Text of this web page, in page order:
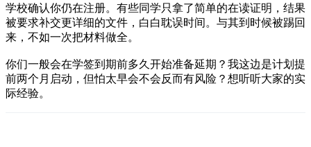
学校确认你仍在注册。有些同学只拿了简单的在读证明，结果
被要求补交更详细的文件，白白耽误时间。与其到时候被踢回
来，不如一次把材料做全。
你们一般会在学签到期前多久开始准备延期？我这边是计划提
前两个月启动，但怕太早会不会反而有风险？想听听大家的实
际经验。